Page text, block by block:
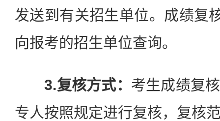
发送到有关招生单位。成绩复
向报考的招生单位查询。
3.复核方式： 考生成绩复
专人按照规定进行复核，复核